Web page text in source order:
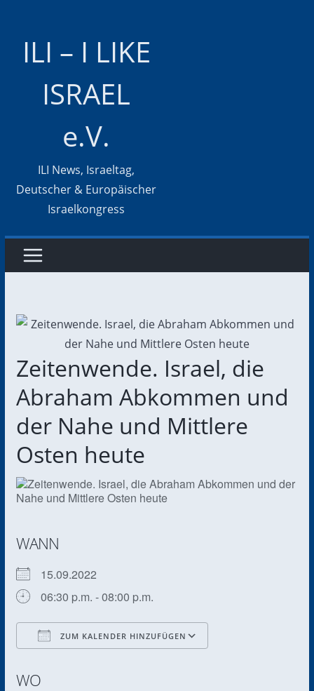
ILI – I LIKE
ISRAEL
e.V.
ILI News, Israeltag,
Deutscher & Europäischer
Israelkongress
Zeitenwende. Israel, die
Abraham Abkommen und
der Nahe und Mittlere
Osten heute
WANN
15.09.2022
06:30 p.m. - 08:00 p.m.
ZUM KALENDER HINZUFÜGEN
WO